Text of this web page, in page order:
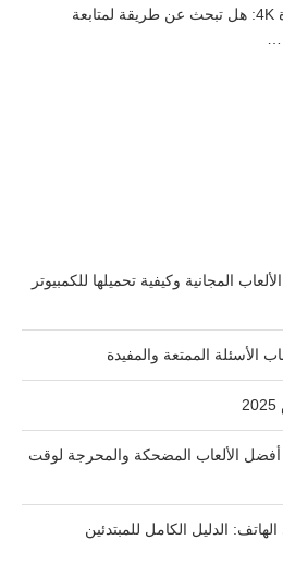
Netflix وPrime مجانًا بجودة 4K: هل تبحث عن طريقة لمتابعة
المجانية وكيفية تحميلها للكمبيوتر
الأسئلة الممتعة والمفيدة
أفضل الألعاب المضحكة والمحرجة لوقت